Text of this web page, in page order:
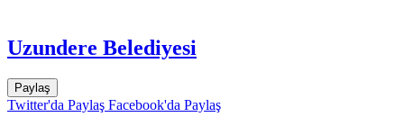
Uzundere Belediyesi
Paylaş
Twitter'da Paylaş Facebook'da Paylaş